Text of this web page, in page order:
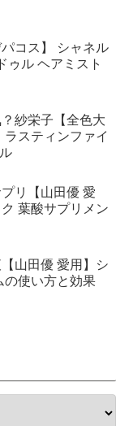
コス】 シャネル
ゥル ヘアミスト
紗栄子【全色大
ラスティンファイ
リ【山田優 愛
葉酸サプリメン
山田優 愛用】シ
の使い方と効果